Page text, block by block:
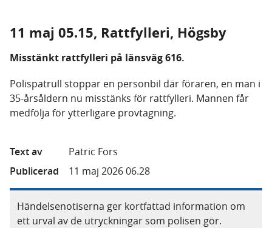
11 maj 05.15, Rattfylleri, Högsby
Misstänkt rattfylleri på länsväg 616.
Polispatrull stoppar en personbil där föraren, en man i
35-årsåldern nu misstänks för rattfylleri. Mannen får
medfölja för ytterligare provtagning.
Text av
Patric Fors
Publicerad
11 maj 2026 06.28
Händelsenotiserna ger kortfattad information om
ett urval av de utryckningar som polisen gör.